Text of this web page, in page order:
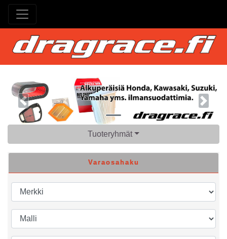
Previous Next
Tuoteryhmät
Varaosahaku